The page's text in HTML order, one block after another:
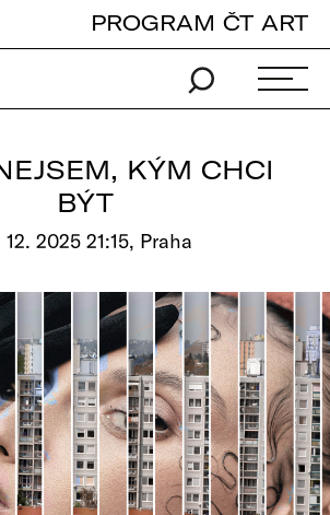
PROGRAM ČT ART
KÝM CHCI
BÝT
12. 2025 21:15, Praha